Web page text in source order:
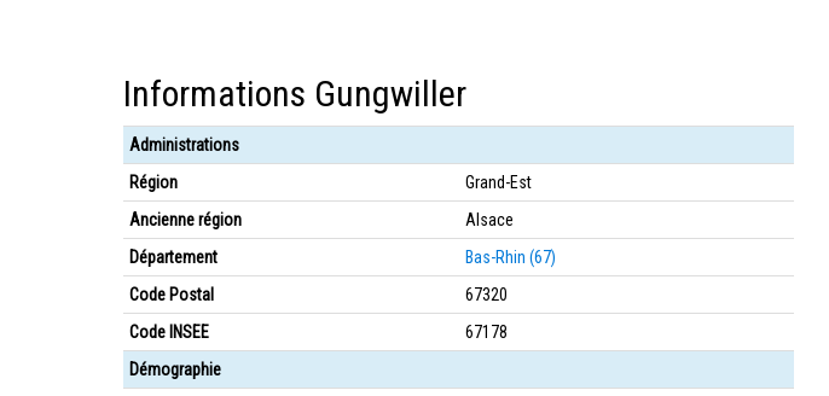
Informations Gungwiller
Administrations
Région
Grand-Est
Ancienne région
Alsace
Département
Bas-Rhin (67)
Code Postal
67320
Code INSEE
67178
Démographie